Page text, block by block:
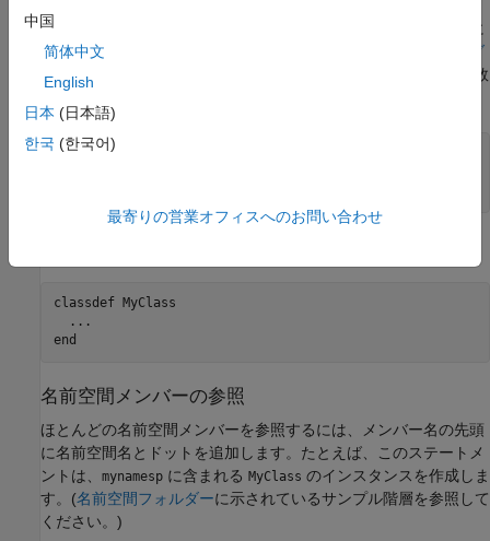
他のコードと同様に、名前空間のメンバーを定義します。定義に
名前空間名を含めないでください。たとえば、
名前空間フォルダ
ー
に示されているサンプル階層では、
の定義には関数
function z = myFunction(x)
classdef MyClass
...
end
名前空間メンバーの参照
ほとんどの名前空間メンバーを参照するには、メンバー名の先頭
に名前空間名とドットを追加します。たとえば、このステートメ
ントは、 mynamesp に含まれる MyClass のインスタンスを作成しま
す。(名前空間フォルダーに示されているサンプル階層を参照して
ください。)
中国
简体中文
English
日本 (日本語)
한국 (한국어)
最寄りの営業オフィスへのお問い合わせ